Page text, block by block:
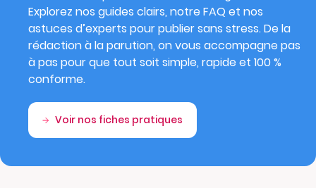
Explorez nos guides clairs, notre FAQ et nos
astuces d’experts pour publier sans stress. De la
rédaction à la parution, on vous accompagne pas
à pas pour que tout soit simple, rapide et 100 %
conforme.
Voir nos fiches pratiques